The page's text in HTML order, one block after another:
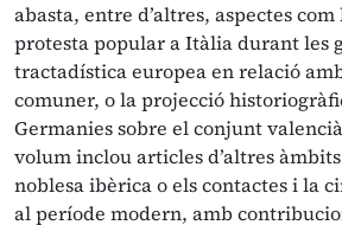
abasta, entre d’altres, aspectes
protesta popular a Itàlia durant les
tractadística europea en relació
comuner, o la projecció
Germanies sobre el conjunt
volum inclou articles d’altres
noblesa ibèrica o els contactes i la
al període modern, amb